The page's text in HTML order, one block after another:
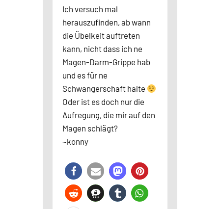
Ich versuch mal
herauszufinden, ab wann
die Übelkeit auftreten
kann, nicht dass ich ne
Magen-Darm-Grippe hab
und es für ne
Schwangerschaft halte
Oder ist es doch nur die
Aufregung, die mir auf den
Magen schlägt?
~konny